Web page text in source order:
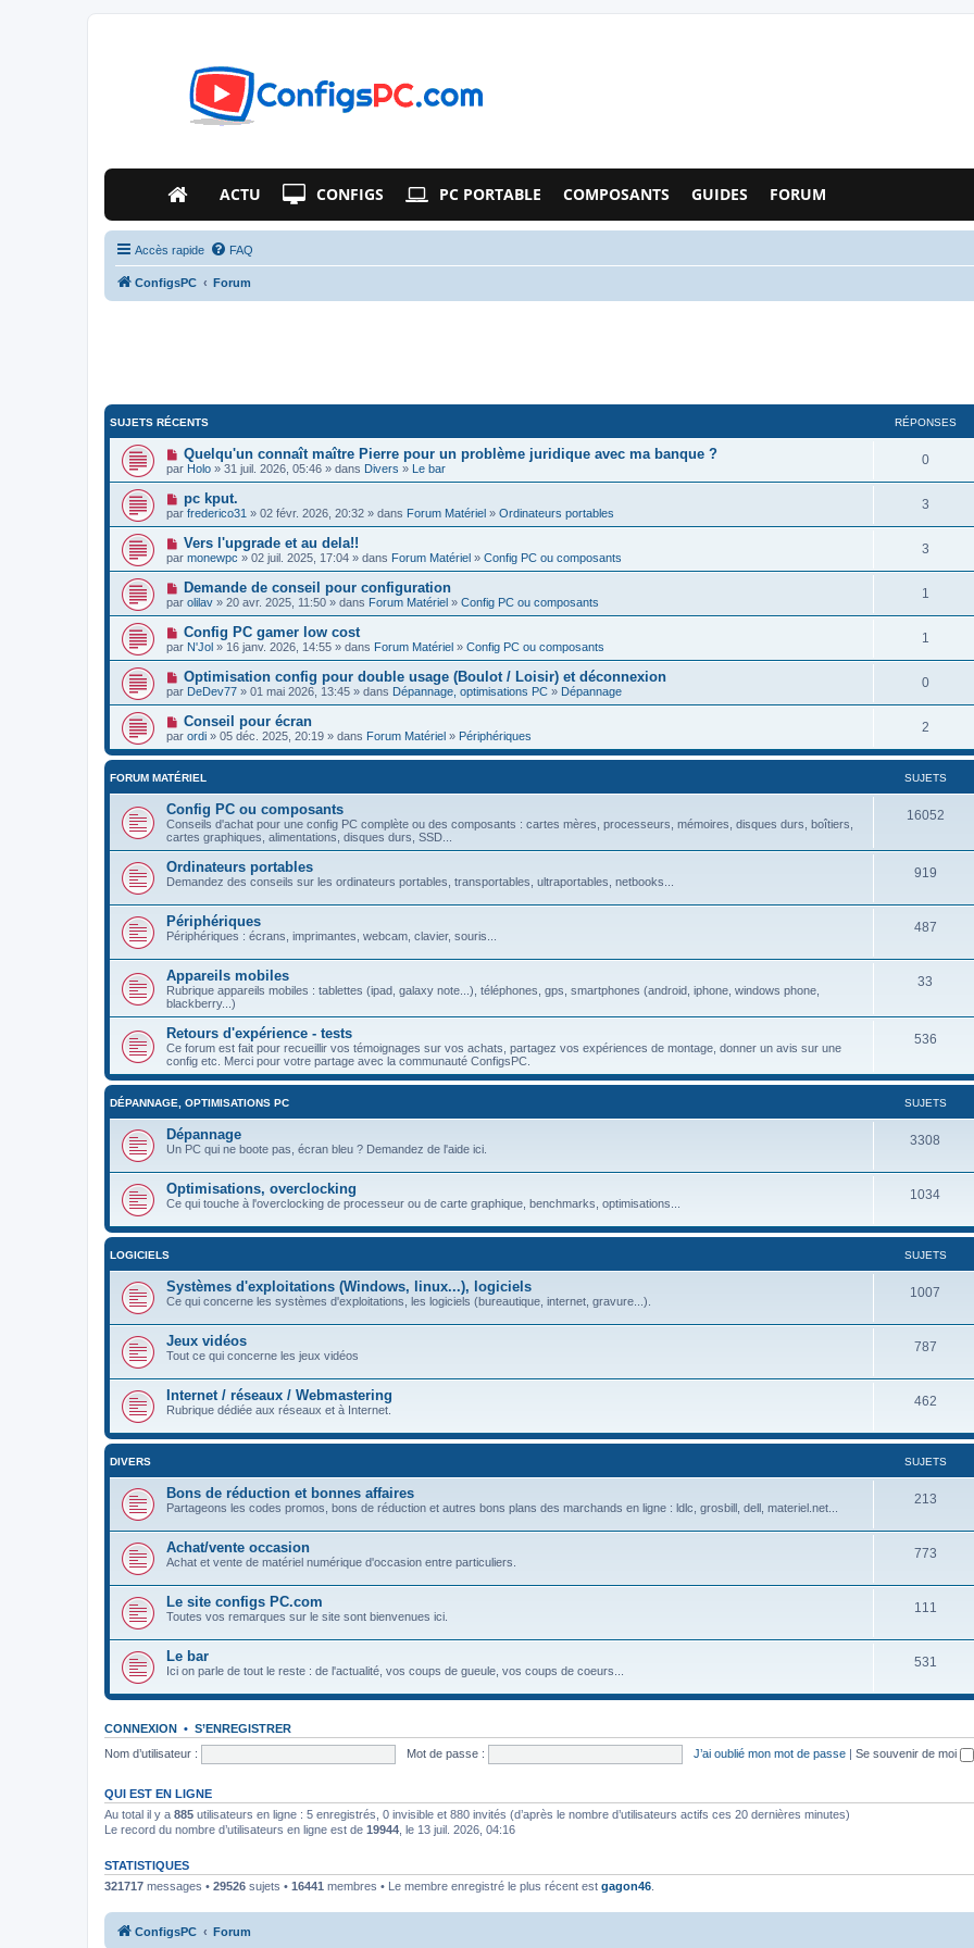
ACTU CONFIGS PC PORTABLE COMPOSANTS GUIDES FORUM
Accès rapide FAQ
ConfigsPC Forum
SUJETS RÉCENTS RÉPONSES
Quelqu'un connaît maître Pierre pour un problème juridique avec ma banque ?
par Holo » 31 juil. 2026, 05:46 » dans Divers » Le bar
0
pc kput.
par frederico31 » 02 févr. 2026, 20:32 » dans Forum Matériel » Ordinateurs portables
3
Vers l'upgrade et au dela!!
par monewpc » 02 juil. 2025, 17:04 » dans Forum Matériel » Config PC ou composants
3
Demande de conseil pour configuration
par olilav » 20 avr. 2025, 11:50 » dans Forum Matériel » Config PC ou composants
1
Config PC gamer low cost
par N'Jol » 16 janv. 2026, 14:55 » dans Forum Matériel » Config PC ou composants
1
Optimisation config pour double usage (Boulot / Loisir) et déconnexion
par DeDev77 » 01 mai 2026, 13:45 » dans Dépannage, optimisations PC » Dépannage
0
Conseil pour écran
par ordi » 05 déc. 2025, 20:19 » dans Forum Matériel » Périphériques
2
FORUM MATÉRIEL SUJETS
Config PC ou composants
Conseils d'achat pour une config PC complète ou des composants : cartes mères, processeurs, mémoires, disques durs, boîtiers,
cartes graphiques, alimentations, disques durs, SSD...
16052
Ordinateurs portables
Demandez des conseils sur les ordinateurs portables, transportables, ultraportables, netbooks...
919
Périphériques
Périphériques : écrans, imprimantes, webcam, clavier, souris...
487
Appareils mobiles
Rubrique appareils mobiles : tablettes (ipad, galaxy note...), téléphones, gps, smartphones (android, iphone, windows phone,
blackberry...)
33
Retours d'expérience - tests
Ce forum est fait pour recueillir vos témoignages sur vos achats, partagez vos expériences de montage, donner un avis sur une
config etc. Merci pour votre partage avec la communauté ConfigsPC.
536
DÉPANNAGE, OPTIMISATIONS PC SUJETS
Dépannage
Un PC qui ne boote pas, écran bleu ? Demandez de l'aide ici.
3308
Optimisations, overclocking
Ce qui touche à l'overclocking de processeur ou de carte graphique, benchmarks, optimisations...
1034
LOGICIELS SUJETS
Systèmes d'exploitations (Windows, linux...), logiciels
Ce qui concerne les systèmes d'exploitations, les logiciels (bureautique, internet, gravure...).
1007
Jeux vidéos
Tout ce qui concerne les jeux vidéos
787
Internet / réseaux / Webmastering
Rubrique dédiée aux réseaux et à Internet.
462
DIVERS SUJETS
Bons de réduction et bonnes affaires
Partageons les codes promos, bons de réduction et autres bons plans des marchands en ligne : ldlc, grosbill, dell, materiel.net...
213
Achat/vente occasion
Achat et vente de matériel numérique d'occasion entre particuliers.
773
Le site configs PC.com
Toutes vos remarques sur le site sont bienvenues ici.
111
Le bar
Ici on parle de tout le reste : de l'actualité, vos coups de gueule, vos coups de coeurs...
531
CONNEXION • S’ENREGISTRER
Nom d’utilisateur :
Mot de passe : J’ai oublié mon mot de passe | Se souvenir de moi
QUI EST EN LIGNE
Au total il y a 885 utilisateurs en ligne : 5 enregistrés, 0 invisible et 880 invités (d’après le nombre d’utilisateurs actifs ces 20 dernières minutes)
Le record du nombre d’utilisateurs en ligne est de 19944 , le 13 juil. 2026, 04:16
STATISTIQUES
321717 messages • 29526 sujets • 16441 membres • Le membre enregistré le plus récent est gagon46
ConfigsPC Forum